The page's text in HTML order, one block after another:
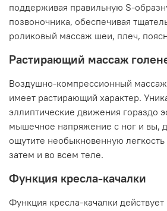
поддерживая правильную S-
позвоночника, обеспечивая
роликовый массаж шеи, плеч,
Растирающий массаж
Воздушно-компрессионный
имеет растирающий характер.
эллиптические движения гораздо
мышечное напряжение с ног и вы,
ощутите необыкновенную легкость
затем и во всем теле.
Функция кресла-качалки
Функция кресла-качалки действует